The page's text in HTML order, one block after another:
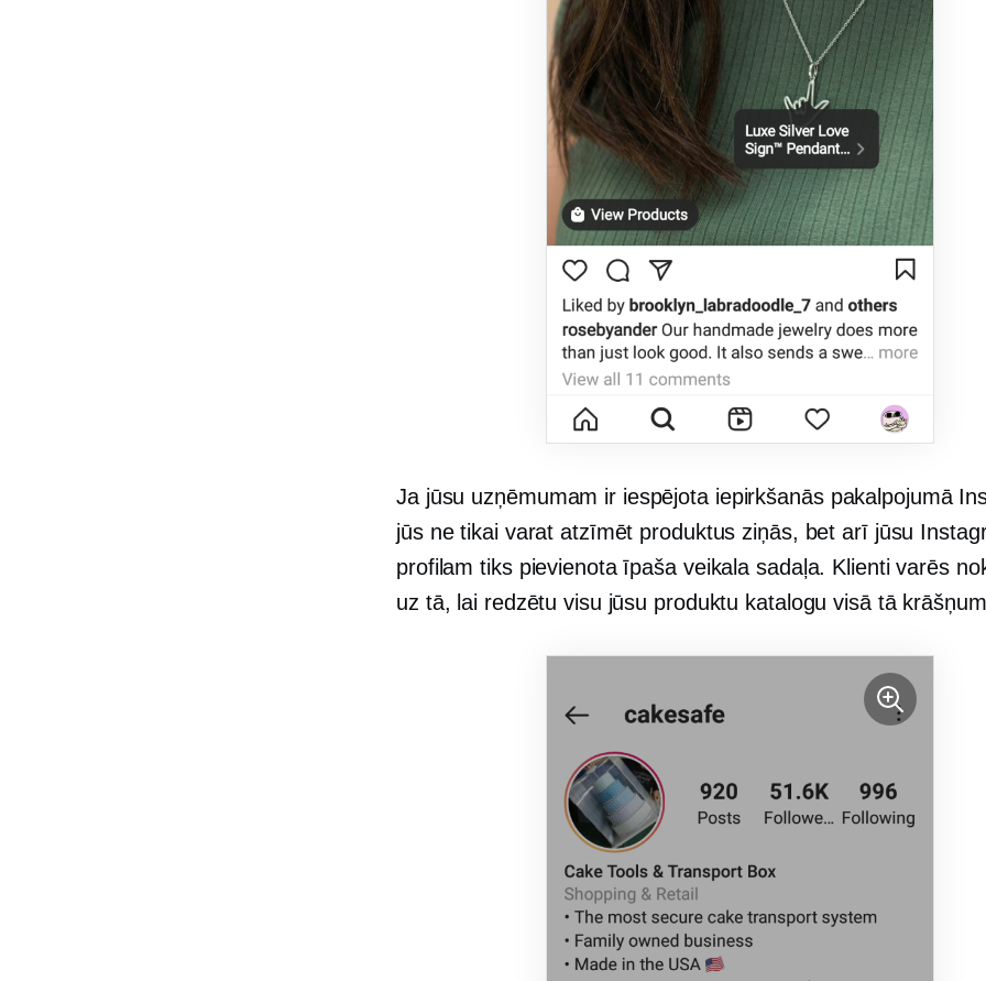
Ja jūsu uzņēmumam ir iespējota iepirkšanās pakalpojumā
jūs ne tikai varat atzīmēt produktus ziņās, bet arī jūsu
profilam tiks pievienota īpaša veikala sadaļa. Klienti varēs
uz tā, lai redzētu visu jūsu produktu katalogu visā tā